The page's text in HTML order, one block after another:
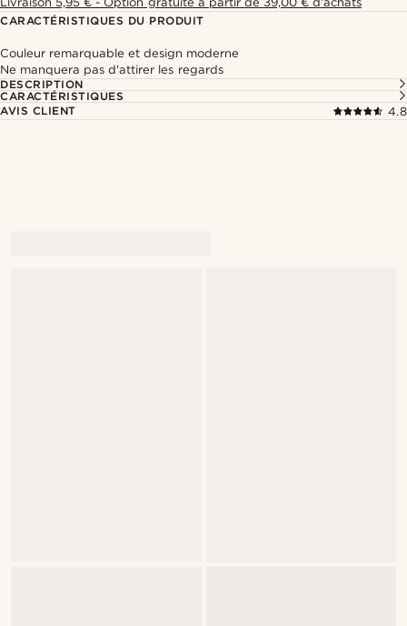
CARACTÉRISTIQUES DU PRODUIT
Couleur remarquable et design moderne
Ne manquera pas d'attirer les regards
DESCRIPTION
CARACTÉRISTIQUES
AVIS CLIENT
4.8